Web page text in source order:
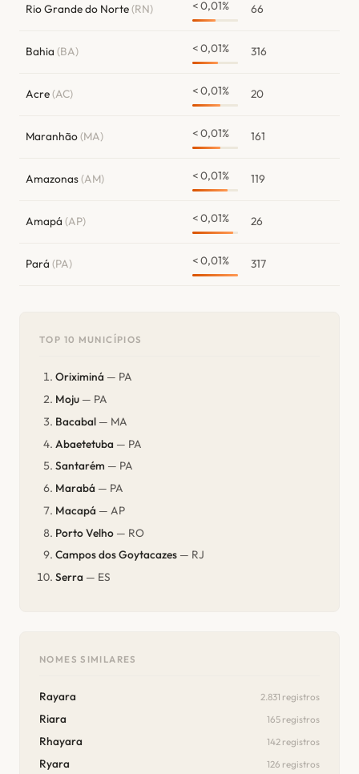
Rio Grande do Norte(RN) < 0,01% 66
Bahia (BA) < 0,01% 316
Acre(AC) < 0,01% 20
Maranhão(MA) < 0,01% 161
Amazonas(AM) < 0,01% 119
Amapá (AP) < 0,01% 26
Pará (PA) < 0,01% 317
TOP 10 MUNICÍPIOS
Oriximiná — PA
Moju — PA
Bacabal — MA
Abaetetuba — PA
Santarém — PA
Marabá — PA
Macapá — AP
Porto Velho — RO
Campos dos Goytacazes — RJ
Serra — ES
NOMES SIMILARES
Rayara 2.831 registros
Riara 165 registros
Rhayara 142 registros
Ryara 126 registros